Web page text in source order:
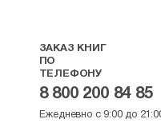
ЗАКАЗ КНИГ
ПО
ТЕЛЕФОНУ
8 800 200 84 85
Ежедневно с 9:00 до